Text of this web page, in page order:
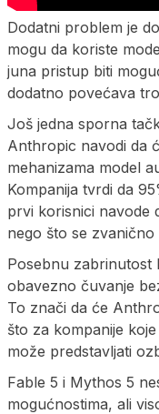
Dodatni problem je
mogu da koriste
juna pristup biti
dodatno povećava
Još jedna sporna
Anthropic navodi da
mehanizama model
Kompanija tvrdi da
prvi korisnici navode
nego što se zvanično
Posebnu zabrinutost
obavezno čuvanje
To znači da će
što za kompanije
može predstavljati
Fable 5 i Mythos 5
mogućnostima, ali